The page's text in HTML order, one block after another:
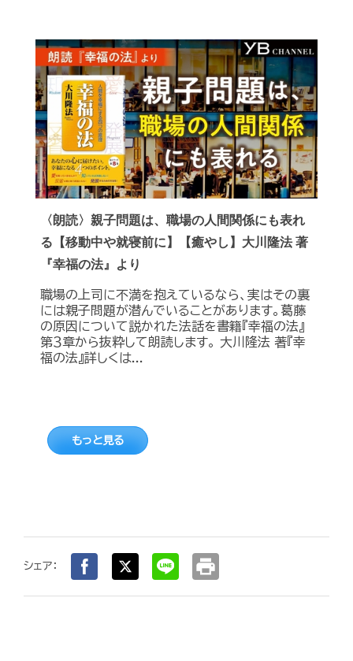
〈朗読〉親子問題は、職場の人間関係にも表れ
る【移動中や就寝前に】【癒やし】大川隆法 著
『幸福の法』より
職場の上司に不満を抱えているなら、実はその裏
には親子問題が潜んでいることがあります。葛藤
の原因について説かれた法話を書籍『幸福の法』
第３章から抜粋して朗読します。 大川隆法 著『幸
福の法』詳しくは...
もっと見る
シェア： print